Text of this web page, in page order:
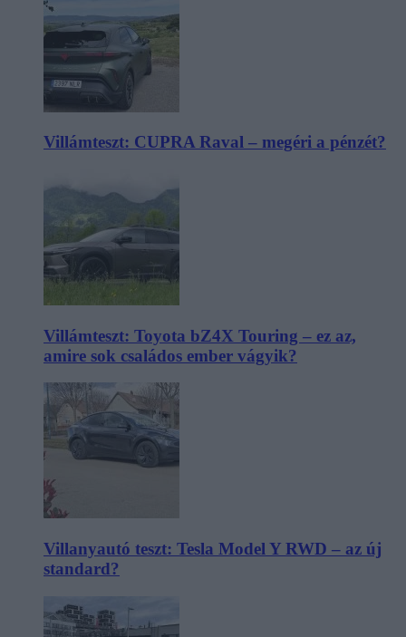
Villámteszt: CUPRA Raval – megéri a pénzét?
Villámteszt: Toyota bZ4X Touring – ez az,
amire sok családos ember vágyik?
Villanyautó teszt: Tesla Model Y RWD – az új
standard?